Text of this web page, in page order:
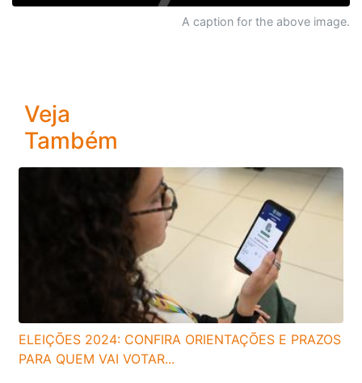
A caption for the above image.
Veja
Também
ELEIÇÕES 2024: CONFIRA ORIENTAÇÕES E PRAZOS
PARA QUEM VAI VOTAR...